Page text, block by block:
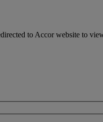
to Accor website to